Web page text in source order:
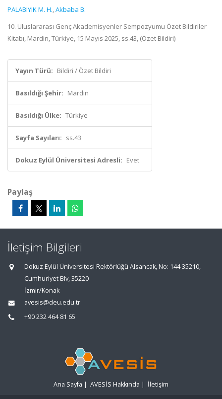
PALABIYIK M. H.,Akbaba B.
10. Uluslararası Genç Akademisyenler Sempozyumu Özet Bildiriler
Kitabı, Mardin, Türkiye, 15 Mayıs 2025, ss.43, (Özet Bildiri)
Yayın Türü: Bildiri / Özet Bildiri
Basıldığı Şehir: Mardin
Basıldığı Ülke: Türkiye
Sayfa Sayıları: ss.43
Dokuz Eylül Üniversitesi Adresli: Evet
Paylaş
İletişim Bilgileri
Dokuz Eylül Üniversitesi Rektörlüğü Alsancak, No: 144 35210,
Cumhuriyet Blv, 35220
İzmir/Konak
avesis@deu.edu.tr
+90 232 464 81 65
Ana Sayfa | AVESİS Hakkında | İletişim